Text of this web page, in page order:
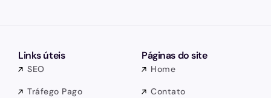
Links úteis
SEO
Tráfego Pago
Páginas do site
Home
Contato